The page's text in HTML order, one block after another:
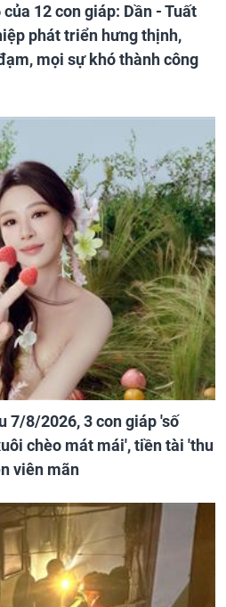
12 con giáp: Dần - Tuất
phát triển hưng thịnh,
mọi sự khó thành công
7/8/2026, 3 con giáp 'số
chèo mát mái', tiền tài 'thu
viên mãn